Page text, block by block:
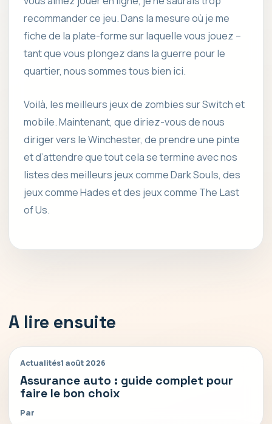
recommander ce jeu. Dans la mesure où je me
fiche de la plate-forme sur laquelle vous jouez –
tant que vous plongez dans la guerre pour le
quartier, nous sommes tous bien ici.
Voilà, les meilleurs jeux de zombies sur Switch et
mobile. Maintenant, que diriez-vous de nous
diriger vers le Winchester, de prendre une pinte
et d’attendre que tout cela se termine avec nos
listes des meilleurs jeux comme Dark Souls, des
jeux comme Hades et des jeux comme The Last
of Us.
A lire ensuite
Actualités1 août 2026
Assurance auto : guide complet pour
faire le bon choix
Par